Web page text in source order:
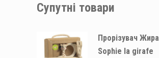
Супутні товари
Прорізувач
Sophie la girafe